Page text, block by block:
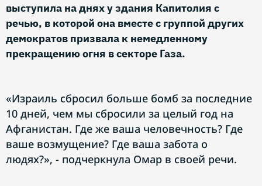
выступила на днях у здания Капитолия с
речью, в которой она вместе с группой других
демократов призвала к немедленному
прекращению огня в секторе Газа.
«Израиль сбросил больше бомб за последние
10 дней, чем мы сбросили за целый год на
Афганистан. Где же ваша человечность? Где
ваше возмущение? Где ваша забота о
людях?», - подчеркнула Омар в своей речи.